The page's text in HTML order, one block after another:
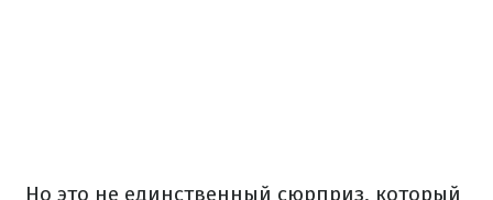
Но это не единственный сюрприз, который